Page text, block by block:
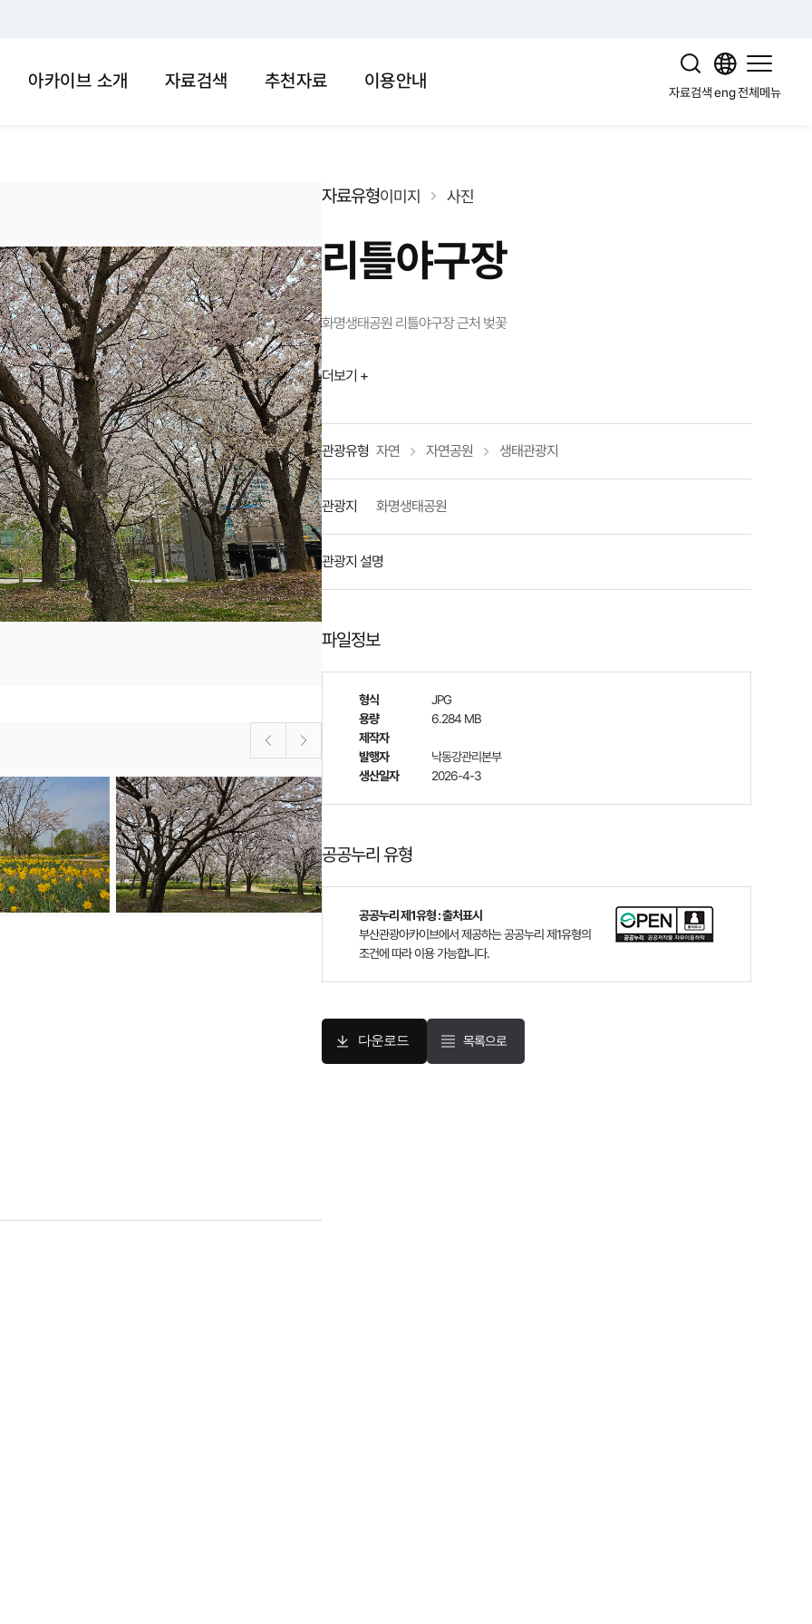
아카이브 소개 자료검색 추천자료 이용안내
자료검색 eng전체메뉴
자료유형이미지 사진
리틀야구장
화명생태공원 리틀야구장 근처 벚꽃
더보기 +
관광유형 자연 자연공원 생태관광지
관광지 화명생태공원
관광지 설명
파일정보
형식
JPG
용량
6.284 MB
제작자
발행자
낙동강관리본부
생산일자
2026-4-3
공공누리 유형
공공누리 제1유형 : 출처표시
부산관광아카이브에서 제공하는 공공누리 제1유형의
조건에 따라 이용 가능합니다.
다운로드 목록으로